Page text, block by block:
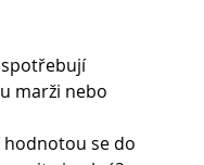
marži nebo
hodnotou se do